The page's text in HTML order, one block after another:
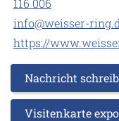
116 006
info@weisser-
https://
Nachricht
Visitenkarte